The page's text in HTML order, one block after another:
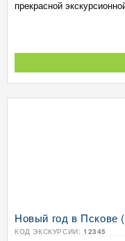
прекрасной
Новый год в Пскове
КОД ЭКСКУРСИИ: 12345